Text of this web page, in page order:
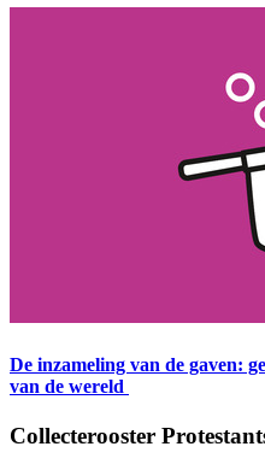
De inzameling van de gaven:
van de wereld
Collecterooster